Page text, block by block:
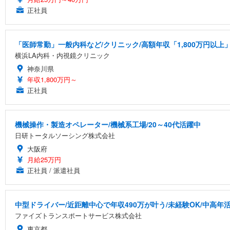
正社員
「医師常勤」一般内科など/クリニック/高額年収「1,800万円以上
横浜LA内科・内視鏡クリニック
神奈川県
年収1,800万円～
正社員
機械操作・製造オペレーター/機械系工場/20～40代活躍中
日研トータルソーシング株式会社
大阪府
月給25万円
正社員 / 派遣社員
中型ドライバー/近距離中心で年収490万が叶う/未経験OK/中高年
ファイズトランスポートサービス株式会社